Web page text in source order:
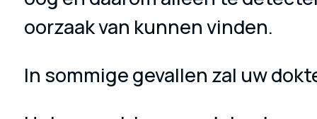
oorzaak van kunnen vinden.
In sommige gevallen zal uw